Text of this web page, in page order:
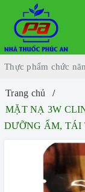
Trang chủ
MẶT NẠ 3W
DƯỠNG ẨM, TÁI